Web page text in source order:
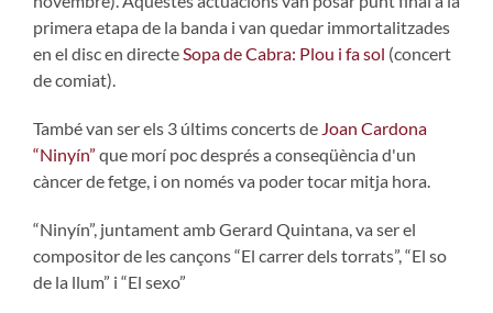
primera etapa de la banda i van quedar immortalitzades
en el disc en directe Sopa de Cabra: Plou i fa sol (concert
de comiat).
També van ser els 3 últims concerts de Joan Cardona
“Ninyín” que morí poc després a conseqüència d'un
càncer de fetge, i on només va poder tocar mitja hora.
“Ninyín”, juntament amb Gerard Quintana, va ser el
compositor de les cançons “El carrer dels torrats”, “El so
de la llum” i “El sexo”